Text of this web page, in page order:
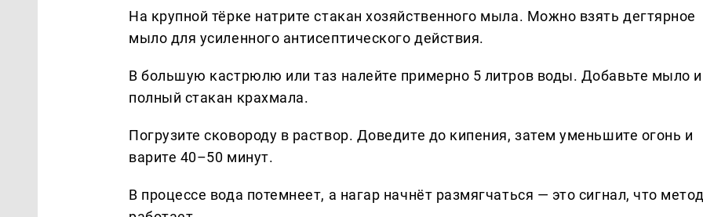
На крупной тёрке натрите стакан хозяйственного мыла. Можно взять дегтярное
мыло для усиленного антисептического действия.
В большую кастрюлю или таз налейте примерно 5 литров воды. Добавьте мыло и
полный стакан крахмала.
Погрузите сковороду в раствор. Доведите до кипения, затем уменьшите огонь и
варите 40–50 минут.
В процессе вода потемнеет, а нагар начнёт размягчаться — это сигнал, что